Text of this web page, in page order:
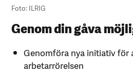
Foto: ILRIG
Genom din gåva
Genomföra nya initiativ för
arbetarrörelsen